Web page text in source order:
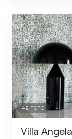
42 FOTO
Villa Angela